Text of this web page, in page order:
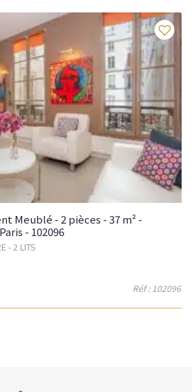
Meublé - 2 pièces - 37 m² -
- 102096
- 2 LITS
Réf : 102096